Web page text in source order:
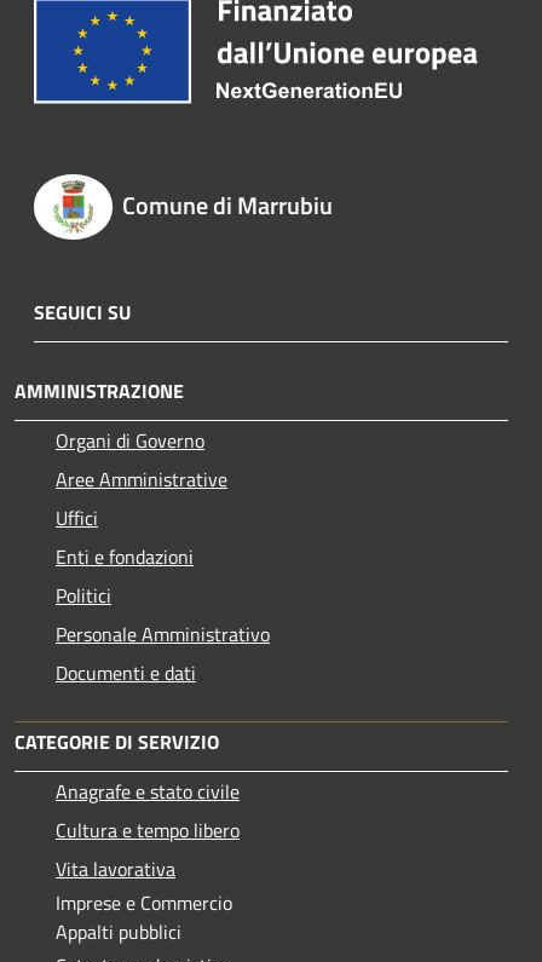
Comune di Marrubiu
SEGUICI SU
AMMINISTRAZIONE
Organi di Governo
Aree Amministrative
Uffici
Enti e fondazioni
Politici
Personale Amministrativo
Documenti e dati
CATEGORIE DI SERVIZIO
Anagrafe e stato civile
Cultura e tempo libero
Vita lavorativa
Imprese e Commercio
Appalti pubblici